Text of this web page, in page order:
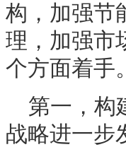
构，加强节
理，加强市
个方面着手。
第一，构
战略进一步